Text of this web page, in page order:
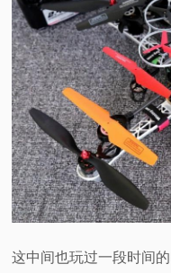
普
体
验
专
题
这中间也玩过一段时间